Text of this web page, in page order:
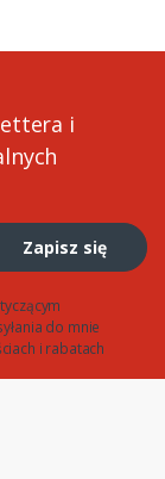
i
Zapisz się
do mnie
i rabatach